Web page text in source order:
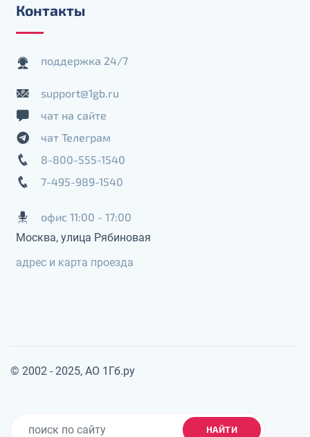
Контакты
поддержка 24/7
support@1gb.ru
чат на сайте
чат Телеграм
8-800-555-1540
7-495-989-1540
офис 11:00 - 17:00
Москва, улица Рябиновая
адрес и карта проезда
© 2002 - 2025, АО 1Гб.ру
НАЙТИ